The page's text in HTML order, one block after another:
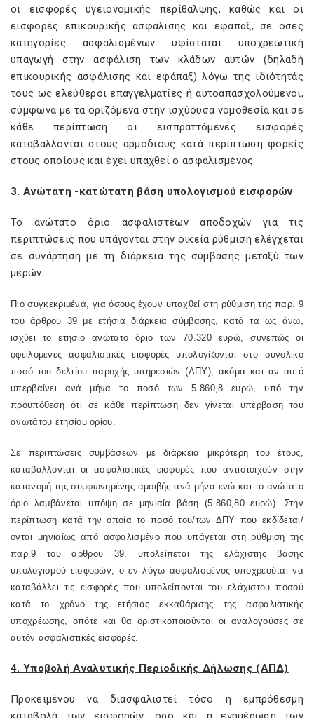
οι εισφορές υγειονομικής περίθαλψης, καθώς και οι
εισφορές επικουρικής ασφάλισης και εφάπαξ, σε όσες
κατηγορίες ασφαλισμένων υφίσταται υποχρεωτική
υπαγωγή στην ασφάλιση των κλάδων αυτών (δηλαδή
επικουρικής ασφάλισης και εφάπαξ) λόγω της ιδιότητάς
τους ως ελεύθεροι επαγγελματίες ή αυτοαπασχολούμενοι,
σύμφωνα με τα οριζόμενα στην ισχύουσα νομοθεσία και σε
κάθε περίπτωση οι εισπραττόμενες εισφορές
καταβάλλονται στους αρμόδιους κατά περίπτωση φορείς
στους οποίους και έχει υπαχθεί ο ασφαλισμένος.
3. Ανώτατη -κατώτατη βάση υπολογισμού εισφορών
Το ανώτατο όριο ασφαλιστέων αποδοχών για τις
περιπτώσεις που υπάγονται στην οικεία ρύθμιση ελέγχεται
σε συνάρτηση με τη διάρκεια της σύμβασης μεταξύ των
μερών.
Πιο συγκεκριμένα, για όσους έχουν υπαχθεί στη ρύθμιση της παρ. 9
του άρθρου 39 με ετήσια διάρκεια σύμβασης, κατά τα ως άνω,
ισχύει το ετήσιο ανώτατο όριο των 70.320 ευρώ, συνεπώς οι
οφειλόμενες ασφαλιστικές εισφορές υπολογίζονται στο συνολικό
ποσό του δελτίου παροχής υπηρεσιών (ΔΠΥ), ακόμα και αν αυτό
υπερβαίνει ανά μήνα το ποσό των 5.860,8 ευρώ, υπό την
προϋπόθεση ότι σε κάθε περίπτωση δεν γίνεται υπέρβαση του
ανωτάτου ετησίου ορίου.
Σε περιπτώσεις συμβάσεων με διάρκεια μικρότερη του έτους,
καταβάλλονται οι ασφαλιστικές εισφορές που αντιστοιχούν στην
κατανομή της συμφωνημένης αμοιβής ανά μήνα ενώ και το ανώτατο
όριο λαμβάνεται υπόψη σε μηνιαία βάση (5.860,80 ευρώ). Στην
περίπτωση κατά την οποία το ποσό του/των ΔΠΥ που εκδίδεται/
ονται μηνιαίως από ασφαλισμένο που υπάγεται στη ρύθμιση της
παρ.9 του άρθρου 39, υπολείπεται της ελάχιστης βάσης
υπολογισμού εισφορών, ο εν λόγω ασφαλισμένος υποχρεούται να
καταβάλλει τις εισφορές που υπολείπονται του ελάχιστου ποσού
κατά το χρόνο της ετήσιας εκκαθάρισης της ασφαλιστικής
υποχρέωσης, οπότε και θα οριστικοποιούνται οι αναλογούσες σε
αυτόν ασφαλιστικές εισφορές.
4. Υποβολή Αναλυτικής Περιοδικής Δήλωσης (ΑΠΔ)
Προκειμένου να διασφαλιστεί τόσο η εμπρόθεσμη